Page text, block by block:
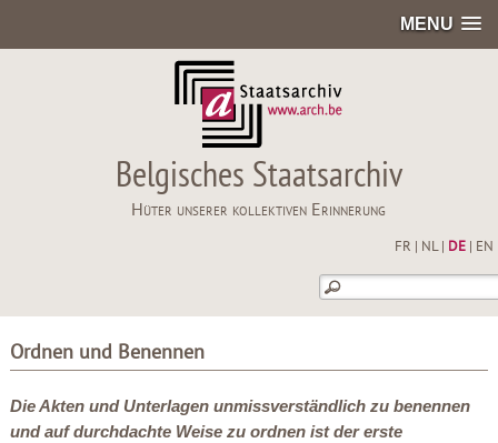
MENU
Belgisches Staatsarchiv
Hüter unserer kollektiven Erinnerung
FR NL| DE| EN
Ordnen und Benennen
Die Akten und Unterlagen unmissverständlich zu benennen
und auf durchdachte Weise zu ordnen ist der erste